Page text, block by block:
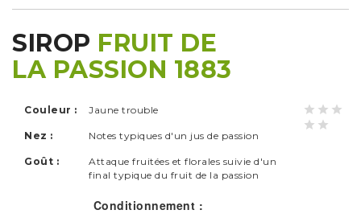
SIROP FRUIT DE
LA PASSION 1883
Couleur : Jaune trouble
Nez : Notes typiques d'un jus de passion
Goût :
Attaque fruitées et florales suivie d'un
final typique du fruit de la passion
Conditionnement :